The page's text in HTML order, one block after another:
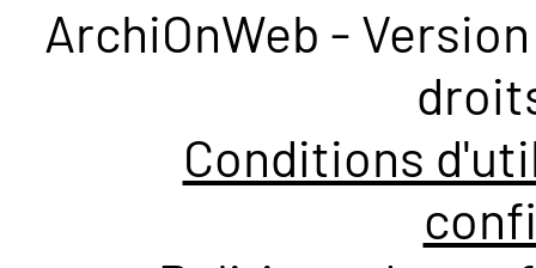
ArchiOnWeb -
Conditions